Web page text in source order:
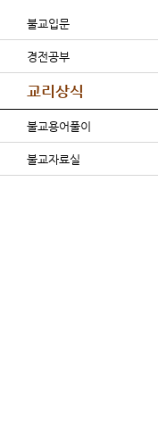
불교입문
경전공부
교리상식
불교용어풀이
불교자료실